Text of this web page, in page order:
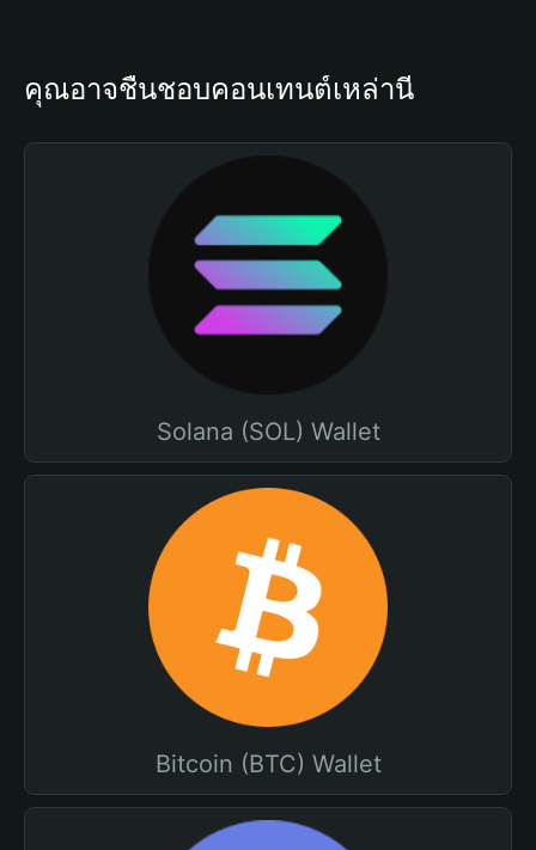
คุณอาจชื่นชอบคอนเทนต์เหล่านี้
Solana (SOL) Wallet
Bitcoin (BTC) Wallet